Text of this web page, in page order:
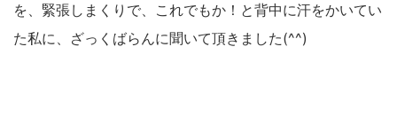
を、緊張しまくりで、これでもか！と背中に汗をかいてい
た私に、ざっくばらんに聞いて頂きました(^^)